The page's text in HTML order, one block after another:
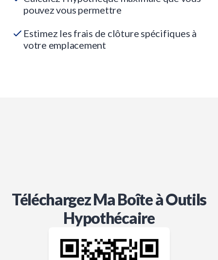
pouvez vous permettre
Estimez les frais de clôture spécifiques à
votre emplacement
Téléchargez Ma Boîte à Outils
Hypothécaire